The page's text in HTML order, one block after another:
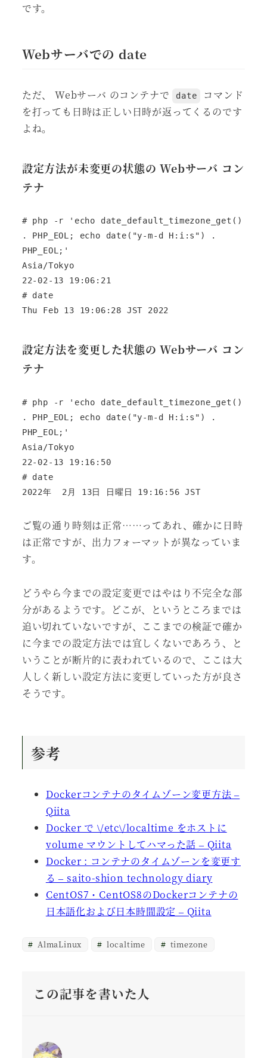
です。
Webサーバでの date
ただ、 Webサーバ のコンテナで date
コマンド
を打っても日時は正しい日時が返ってくるのです
よね。
設定方法が未変更の状態の Webサーバ コン
テナ
# php -r 'echo date_default_timezone_get()
. PHP_EOL; echo date("y-m-d H:i:s") .
PHP_EOL;'
Asia/Tokyo
22-02-13 19:06:21
# date
Thu Feb 13 19:06:28 JST 2022
設定方法を変更した状態の Webサーバ コン
テナ
# php -r 'echo date_default_timezone_get()
. PHP_EOL; echo date("y-m-d H:i:s") .
PHP_EOL;'
Asia/Tokyo
22-02-13 19:16:50
# date
2022年  2月 13日 日曜日 19:16:56 JST
ご覧の通り時刻は正常……ってあれ、確かに日時
は正常ですが、出力フォーマットが異なっていま
す。
どうやら今までの設定変更ではやはり不完全な部
分があるようです。どこが、というところまでは
追い切れていないですが、ここまでの検証で確か
に今までの設定方法では宜しくないであろう、と
いうことが断片的に表われているので、ここは大
人しく新しい設定方法に変更していった方が良さ
そうです。
参考
Dockerコンテナのタイムゾーン変更方法 –
Qiita
Docker で \/etc\/localtime をホストに
volume マウントしてハマった話 – Qiita
Docker : コンテナのタイムゾーンを変更す
る – saito-shion technology diary
CentOS7・CentOS8のDockerコンテナの
日本語化および日本時間設定 – Qiita
AlmaLinux localtime timezone
この記事を書いた人